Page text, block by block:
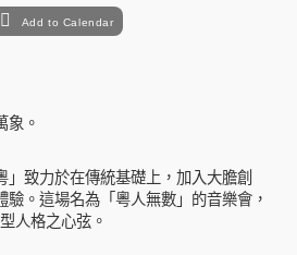
Add to Calendar
象。
」致力於在傳統基礎上，加入大膽創
驗。這場名為「粵人無數」的音樂會 ，
人格之心弦。